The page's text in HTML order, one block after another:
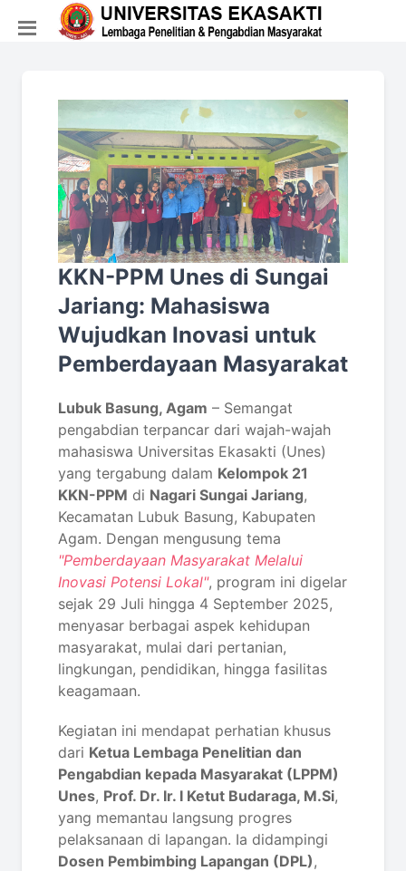
KKN-PPM Unes di Sungai
Jariang: Mahasiswa
Wujudkan Inovasi untuk
Pemberdayaan Masyarakat
Lubuk Basung, Agam – Semangat
pengabdian terpancar dari wajah-wajah
mahasiswa Universitas Ekasakti (Unes)
yang tergabung dalam Kelompok 21
KKN-PPM di Nagari Sungai Jariang,
Kecamatan Lubuk Basung, Kabupaten
Agam. Dengan mengusung tema
"Pemberdayaan Masyarakat Melalui
Inovasi Potensi Lokal", program ini digelar
sejak 29 Juli hingga 4 September 2025,
menyasar berbagai aspek kehidupan
masyarakat, mulai dari pertanian,
lingkungan, pendidikan, hingga fasilitas
keagamaan.
Kegiatan ini mendapat perhatian khusus
dari Ketua Lembaga Penelitian dan
Pengabdian kepada Masyarakat (LPPM)
Unes, Prof. Dr. Ir. I Ketut Budaraga, M.Si,
yang memantau langsung progres
pelaksanaan di lapangan. Ia didampingi
Dosen Pembimbing Lapangan (DPL),